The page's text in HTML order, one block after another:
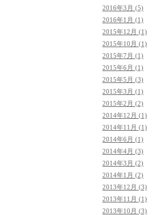
2016年3月 (5)
2016年1月 (1)
2015年12月 (1)
2015年10月 (1)
2015年7月 (1)
2015年6月 (1)
2015年5月 (3)
2015年3月 (1)
2015年2月 (2)
2014年12月 (1)
2014年11月 (1)
2014年6月 (1)
2014年4月 (3)
2014年3月 (2)
2014年1月 (2)
2013年12月 (3)
2013年11月 (1)
2013年10月 (3)